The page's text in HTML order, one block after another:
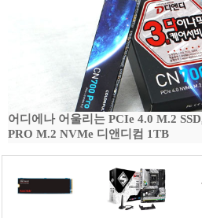
어디에나 어울리는 PCIe 4.0 M.2
PRO M.2 NVMe 디앤디컴 1TB